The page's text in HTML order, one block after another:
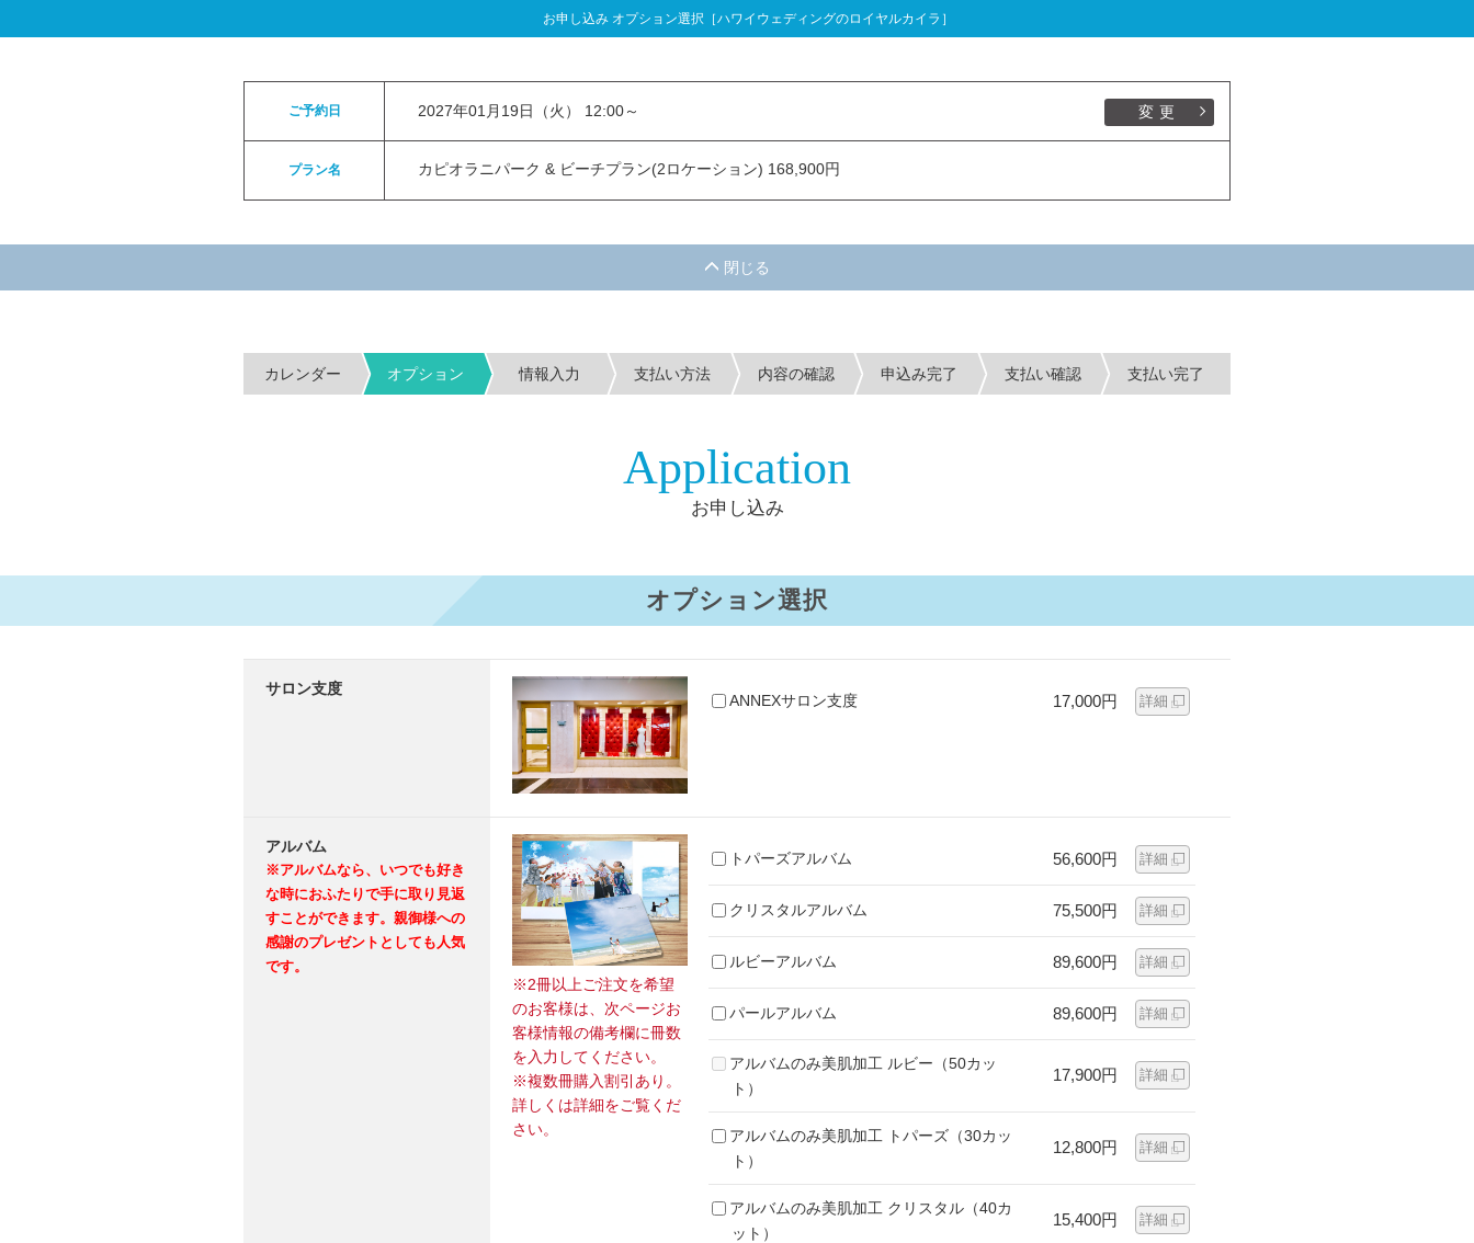
お申し込み オプション選択
お申し込み オプション選択［ハワイウェディングのロイヤルカイラ］
ご予約日 2027年01月19日（火） 12:00～ 変更
プラン名 カピオラニパーク & ビーチプラン(2ロケーション) 168,900円
カレンダー オプション 情報入力 支払い方法 内容の確認 申込み完了 支払い確認 支払い完了
Application
お申し込み
オプション選択
サロン支度
ANNEXサロン支度 17,000円 詳細
アルバム
※アルバムなら、いつでも好き
な時におふたりで手に取り見返
すことができます。親御様への
感謝のプレゼントとしても人気
です。
※2冊以上ご注文を希望
のお客様は、次ページお
客様情報の備考欄に冊数
を入力してください。
※複数冊購入割引あり。
詳しくは詳細をご覧くだ
さい。
トパーズアルバム 56,600円 詳細
クリスタルアルバム 75,500円 詳細
ルビーアルバム 89,600円 詳細
パールアルバム 89,600円 詳細
アルバムのみ美肌加工 ルビー（50カッ
ト）
17,900円 詳細
アルバムのみ美肌加工 トパーズ（30カッ
ト）
12,800円 詳細
アルバムのみ美肌加工 クリスタル（40カ
ット）
15,400円 詳細